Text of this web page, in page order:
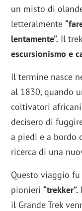
un misto di
letteralmente
lentamente”. Il
escursionismo e
Il termine nasce
al 1830, quando
coltivatori
decisero di
a piedi e a bordo
ricerca di una
Questo viaggio
pionieri“trekker”.
il Grande Trek